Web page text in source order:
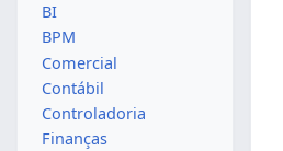
BI
BPM
Comercial
Contábil
Controladoria
Finanças